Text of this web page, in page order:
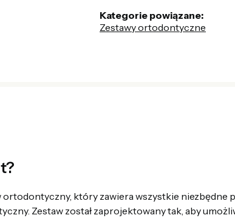
Kategorie powiązane:
Zestawy ortodontyczne
który zawiera wszystkie niezbędne
Zestaw został zaprojektowany tak, aby